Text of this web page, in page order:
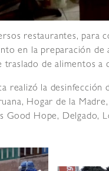
restaurantes, para
en la preparación
traslado de alimentos a
realizó la
Hogar de la
Good Hope,